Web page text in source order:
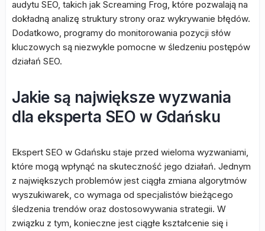
audytu SEO, takich jak Screaming Frog, które pozwalają na
dokładną analizę struktury strony oraz wykrywanie błędów.
Dodatkowo, programy do monitorowania pozycji słów
kluczowych są niezwykle pomocne w śledzeniu postępów
działań SEO.
Jakie są największe wyzwania
dla eksperta SEO w Gdańsku
Ekspert SEO w Gdańsku staje przed wieloma wyzwaniami,
które mogą wpłynąć na skuteczność jego działań. Jednym
z największych problemów jest ciągła zmiana algorytmów
wyszukiwarek, co wymaga od specjalistów bieżącego
śledzenia trendów oraz dostosowywania strategii. W
związku z tym, konieczne jest ciągłe kształcenie się i